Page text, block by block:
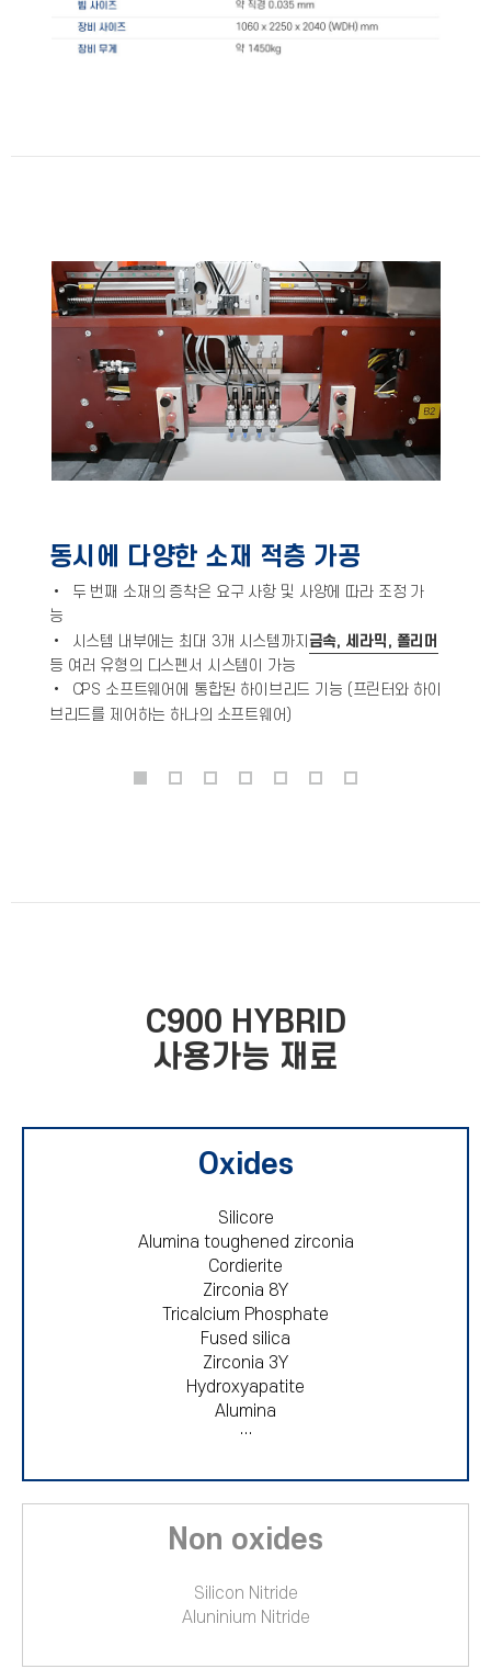
동시에 다양한 소재 적층 가공
• 두 번째 소재의 증착은 요구 사항 및 사양에 따라 조정 가
능
•
시스템 내부에는 최대 3개 시스템까지 금속, 세라믹, 폴리머
등 여러 유형의 디스펜서 시스템이 가능
• CPS 소프트웨어에 통합된 하이브리드 기능 (프린터와 하이
브리드를 제어하는 하나의 소프트웨어)
C900 HYBRID
사용가능 재료
Oxides
Silicore
Alumina toughened zirconia
Cordierite
Zirconia 8Y
Tricalcium Phosphate
Fused silica
Zirconia 3Y
Hydroxyapatite
Alumina
…
Non oxides
Silicon Nitride
Aluninium Nitride